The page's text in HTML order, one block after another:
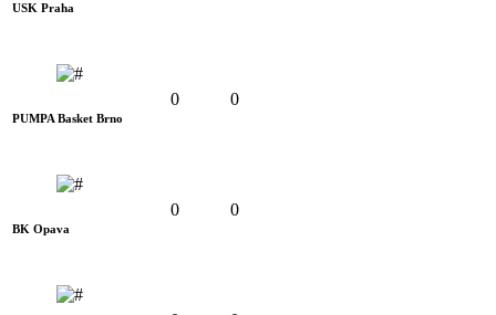
USK Praha
PUMPA Basket Brno
0 0
BK Opava
0 0